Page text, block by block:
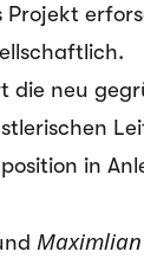
die neu
in